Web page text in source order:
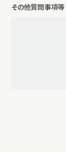
その他質問事項等